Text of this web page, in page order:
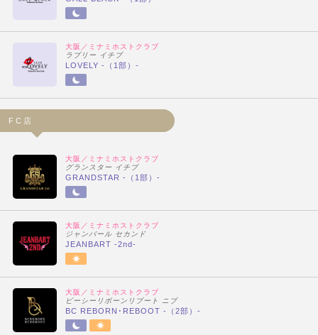
大阪／ミナミホストクラブ
ラブリー イチブ
LOVELY -（1部）-
FC店
大阪／ミナミホストクラブ
グランスター イチブ
GRANDSTAR -（1部）-
大阪／ミナミホストクラブ
ジャンバール セカンド
JEANBART -2nd-
大阪／ミナミホストクラブ
ビーシーリボーンリブート ニブ
BC REBORN･REBOOT -（2部）-